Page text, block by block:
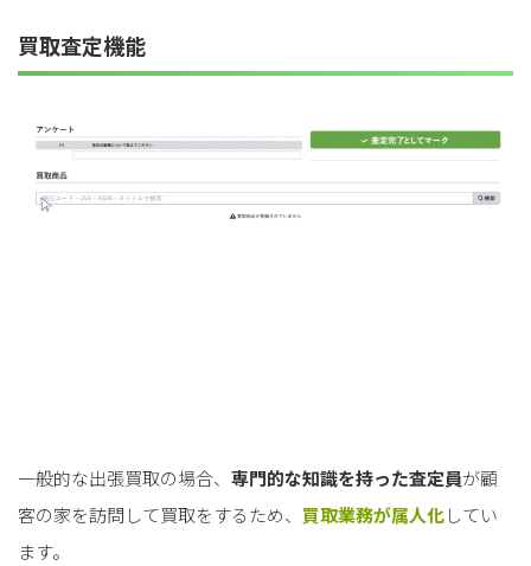
買取査定機能
一般的な出張買取の場合、 専門的な知識を持った査定員が顧
客の家を訪問して買取をするため、 買取業務が属人化してい
ます。